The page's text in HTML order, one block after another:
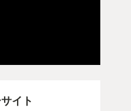
イト